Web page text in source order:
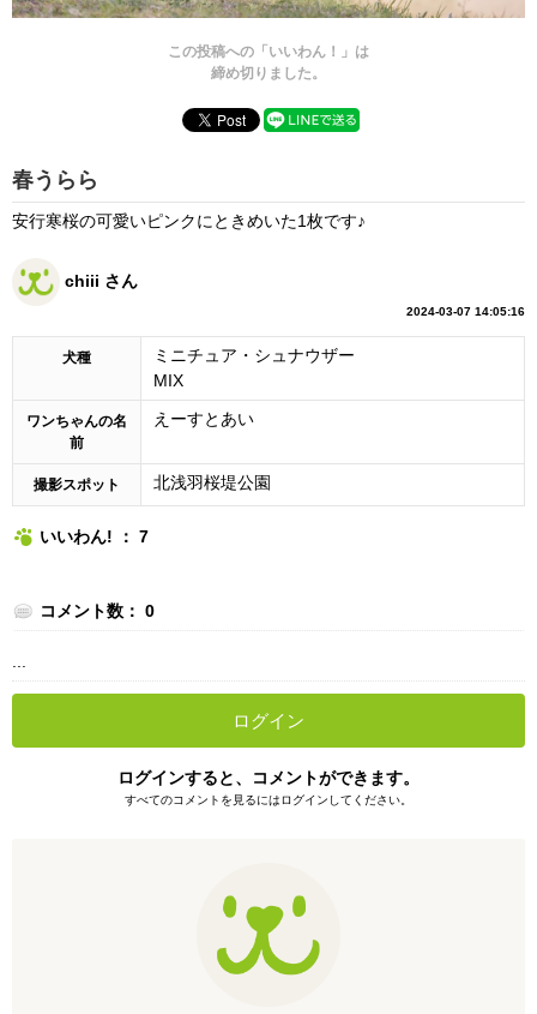
この投稿への「いいわん！」は
締め切りました。
春うらら
安行寒桜の可愛いピンクにときめいた1枚です♪
chiii さん
2024-03-07 14:05:16
犬種
ミニチュア・シュナウザー
MIX
ワンちゃんの名
前
えーすとあい
撮影スポット 北浅羽桜堤公園
いいわん! ： 7
コメント数： 0
...
ログイン
ログインすると、コメントができます。
すべてのコメントを見るにはログインしてください。